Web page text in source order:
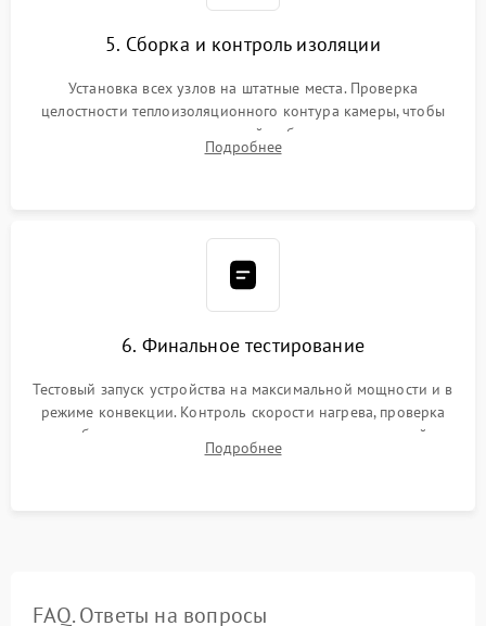
5. Сборка и контроль изоляции
Установка всех узлов на штатные места. Проверка
целостности теплоизоляционного контура камеры, чтобы
исключить перегрев кухонной мебели и потерю тепла.
Надежная фиксация клемм и сборка корпуса шкафа.
Подробнее
6. Финальное тестирование
Тестовый запуск устройства на максимальной мощности и в
режиме конвекции. Контроль скорости нагрева, проверка
срабатывания термостата при достижении заданной
температуры и тест на отсутствие утечек тока.
Подробнее
FAQ. Ответы на вопросы